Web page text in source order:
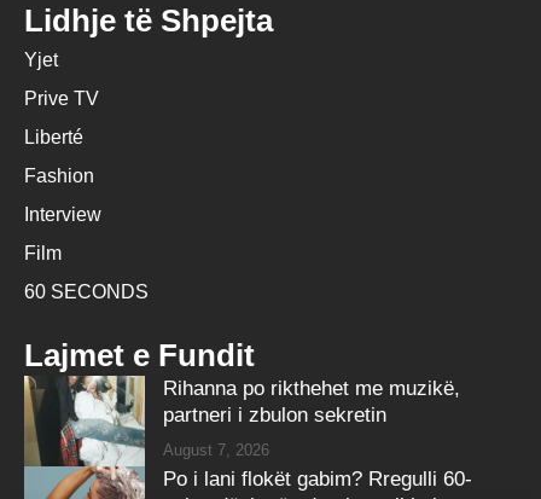
Lidhje të Shpejta
Yjet
Prive TV
Liberté
Fashion
Interview
Film
60 SECONDS
Lajmet e Fundit
Rihanna po rikthehet me muzikë,
partneri i zbulon sekretin
August 7, 2026
Po i lani flokët gabim? Rregulli 60-